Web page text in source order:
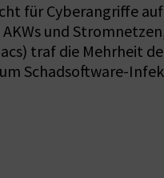
für Cyberangriffe
und
traf die Mehrheit
Schadsoftware-